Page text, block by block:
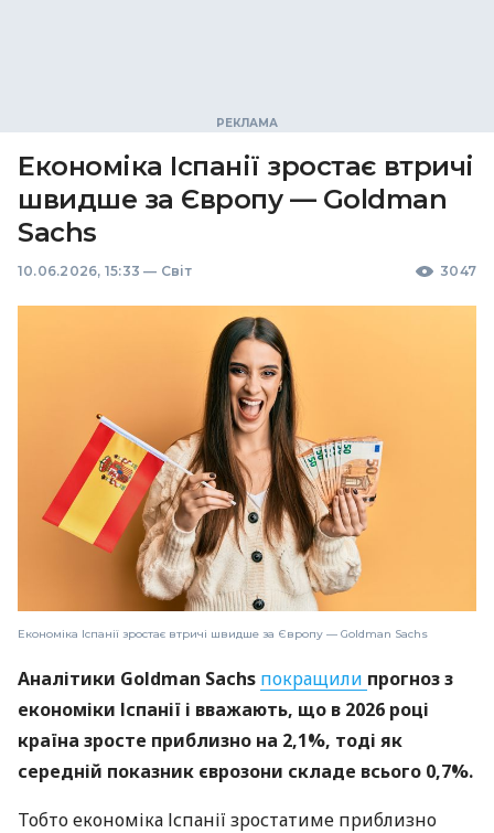
Економіка Іспанії зростає втричі
швидше за Європу — Goldman
Sachs
10.06.2026, 15:33 — Світ 3047
Економіка Іспанії зростає втричі швидше за Європу — Goldman Sachs
Аналітики Goldman Sachs покращили прогноз з
економіки Іспанії і вважають, що в 2026 році
країна зросте приблизно на 2,1%, тоді як
середній показник єврозони складе всього 0,7%.
Тобто економіка Іспанії зростатиме приблизно